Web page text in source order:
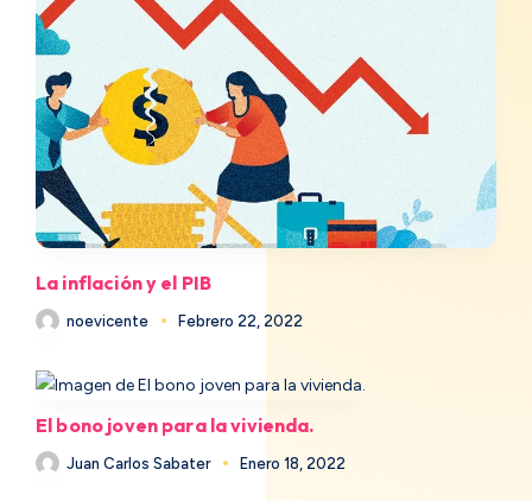
La inflación y el PIB
noevicente Febrero 22, 2022
El bono joven para la vivienda.
Juan Carlos Sabater Enero 18, 2022